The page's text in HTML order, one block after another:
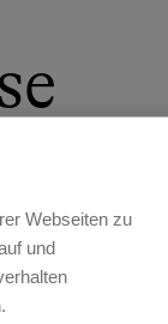
Webseiten zu
und